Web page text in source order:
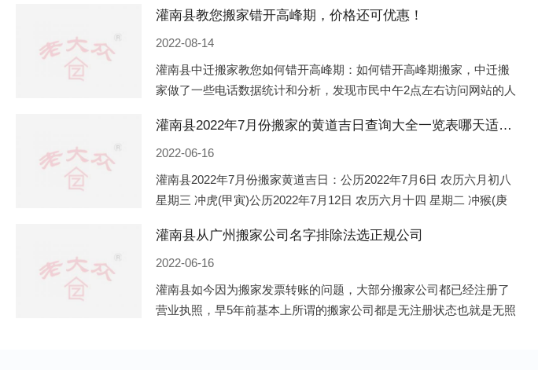
同住宅中的人，其一生中的财
灌南县教您搬家错开高峰期，价格还可优惠！
2022-08-14
灌南县中迁搬家教您如何错开高峰期：如何错开高峰期搬家，中迁搬
家做了一些电话数据统计和分析，发现市民中午2点左右访问网站的人
最多的，网上QQ微
灌南县2022年7月份搬家的黄道吉日查询大全一览表哪天适合搬家好日子
2022-06-16
灌南县2022年7月份搬家黄道吉日：公历2022年7月6日 农历六月初八
星期三 冲虎(甲寅)公历2022年7月12日 农历六月十四 星期二 冲猴(庚
灌南县从广州搬家公司名字排除法选正规公司
2022-06-16
灌南县如今因为搬家发票转账的问题，大部分搬家公司都已经注册了
营业执照，早5年前基本上所谓的搬家公司都是无注册状态也就是无照